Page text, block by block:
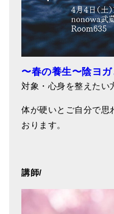
〜春の養生〜陰ヨ
対象・心身を整えたい
体が硬いとご自分で思
おります。
講師/